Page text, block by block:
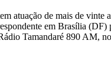
atuação de mais de
em Brasília
Tamandaré 890 AM,